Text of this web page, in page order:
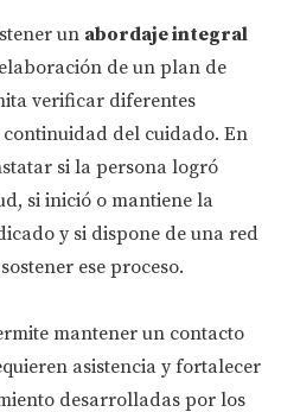
un abordaje integral
de un plan de
verificar diferentes
del cuidado. En
si la persona logró
si inició o mantiene la
y si dispone de una red
ese proceso.
mantener un contacto
asistencia y fortalecer
desarrolladas por los